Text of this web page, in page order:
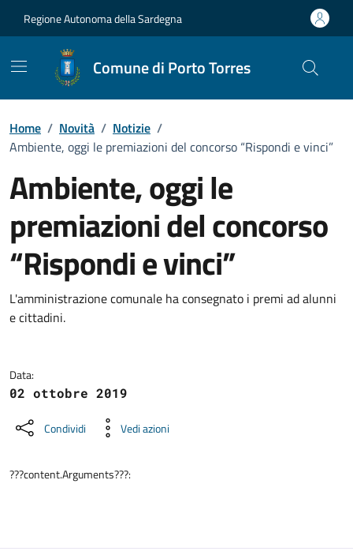
Regione Autonoma della Sardegna
Comune di Porto Torres
Home / Novità / Notizie /
Ambiente, oggi le premiazioni del concorso “Rispondi e vinci”
Ambiente, oggi le
premiazioni del concorso
“Rispondi e vinci”
Dettagli della notizia
L'amministrazione comunale ha consegnato i premi ad alunni
e cittadini.
Data:
02 ottobre 2019
Condividi Vedi azioni
???content.Arguments???: